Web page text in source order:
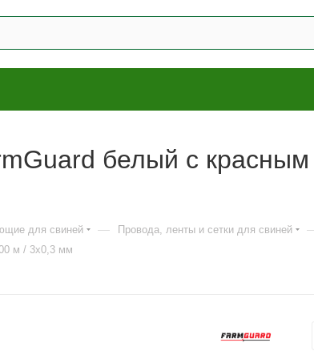
белый с
для свиней — Провода, ленты и сетки для свиней
м / 3x0,3 мм